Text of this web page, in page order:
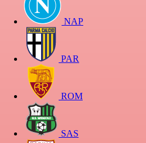
NAP
PAR
ROM
SAS